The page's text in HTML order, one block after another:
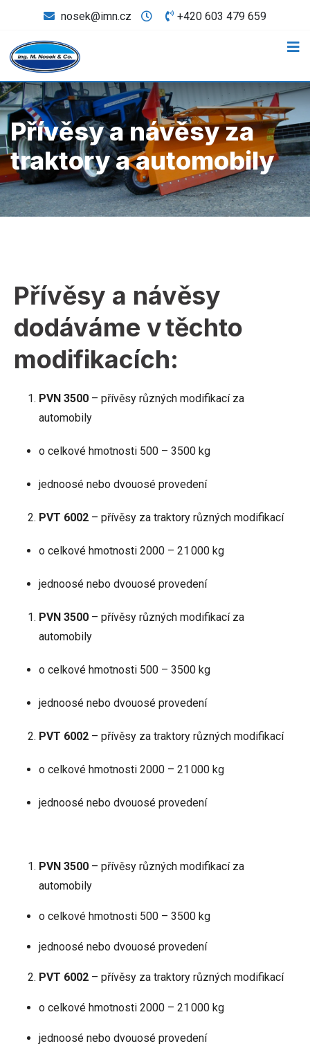
nosek@imn.cz +420 603 479 659
Přívěsy a návěsy za
traktory a automobily
Přívěsy a návěsy
dodáváme v těchto
modifikacích:
PVN 3500 – přívěsy různých modifikací za
automobily
o celkové hmotnosti 500 – 3500 kg
jednoosé nebo dvouosé provedení
PVT 6002 – přívěsy za traktory různých modifikací
o celkové hmotnosti 2000 – 21 000 kg
jednoosé nebo dvouosé provedení
PVN 3500 – přívěsy různých modifikací za
automobily
o celkové hmotnosti 500 – 3500 kg
jednoosé nebo dvouosé provedení
PVT 6002 – přívěsy za traktory různých modifikací
o celkové hmotnosti 2000 – 21 000 kg
jednoosé nebo dvouosé provedení
PVN 3500 – přívěsy různých modifikací za
automobily
o celkové hmotnosti 500 – 3500 kg
jednoosé nebo dvouosé provedení
PVT 6002 – přívěsy za traktory různých modifikací
o celkové hmotnosti 2000 – 21 000 kg
jednoosé nebo dvouosé provedení